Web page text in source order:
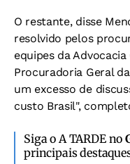
O restante, disse
resolvido pelos
equipes da
Procuradoria Geral
um excesso de
custo Brasil",
Siga o A TARDE no
principais